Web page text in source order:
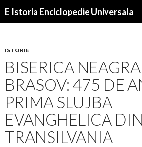
E Istoria Enciclopedie Universala
ISTORIE
BISERICA
BRASOV: 475 DE
PRIMA SLUJBA
EVANGHELICA DIN
TRANSILVANIA